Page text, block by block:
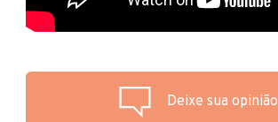
Deixe sua opinião